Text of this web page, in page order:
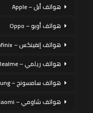
هواتف أبل – Apple
هواتف أوبو – Oppo
هواتف إنفينكس – Infinix
هواتف ريلمي – Realme
هواتف سامسونج – Samsung
هواتف شاومي – Xiaomi